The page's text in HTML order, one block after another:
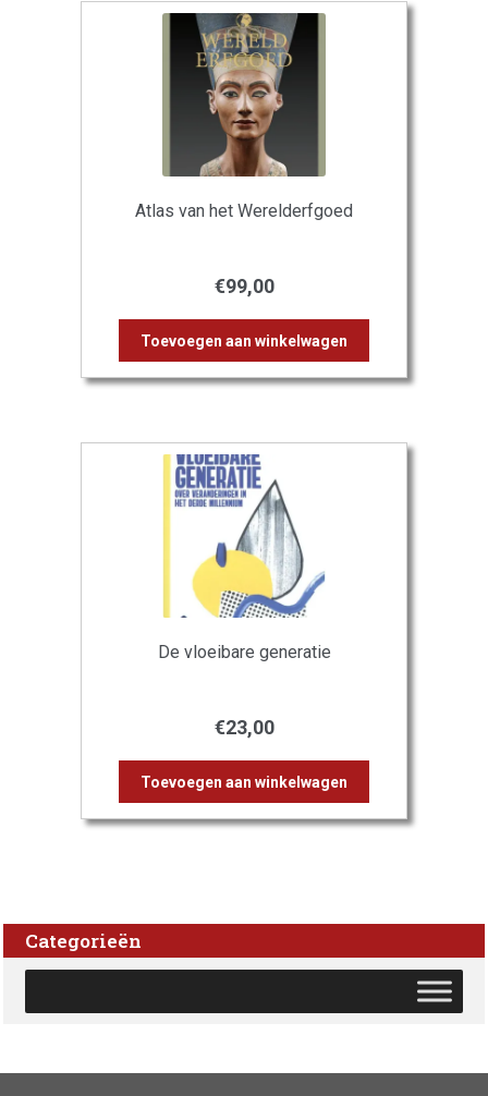
Atlas van het Werelderfgoed
€99,00
Toevoegen aan winkelwagen
De vloeibare generatie
€23,00
Toevoegen aan winkelwagen
Categorieën